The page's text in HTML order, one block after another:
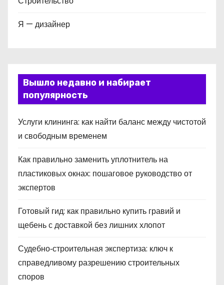
Я — дизайнер
Вышло недавно и набирает
популярность
Услуги клининга: как найти баланс между чистотой
и свободным временем
Как правильно заменить уплотнитель на
пластиковых окнах: пошаговое руководство от
экспертов
Готовый гид: как правильно купить гравий и
щебень с доставкой без лишних хлопот
Судебно‑строительная экспертиза: ключ к
справедливому разрешению строительных
споров